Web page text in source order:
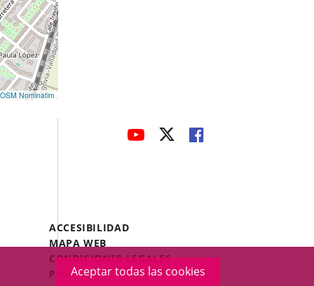
Aceptar todas las cookies
OSM Nominatim
ENLACEENLACEENLACE
Menú
Legal
Footer
ACCESIBILIDAD
MAPA WEB
CONDICIONES LEGALES
POLÍTICA DE COOKIES